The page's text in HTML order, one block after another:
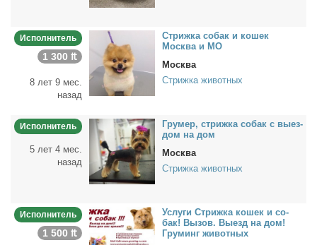
Исполнитель
1 300 ₶
8 лет 9 мес.
назад
Стриж­ка со­бак и ко­шек
Москва и МО
Москва
Стрижка животных
Исполнитель
5 лет 4 мес.
назад
Гру­мер, стриж­ка со­бак с вы­ез­
дом на дом
Москва
Стрижка животных
Исполнитель
1 500 ₶
Услу­ги Стриж­ка ко­шек и со­
бак! Вы­зов. Вы­езд на дом!
Гру­минг жи­вот­ных